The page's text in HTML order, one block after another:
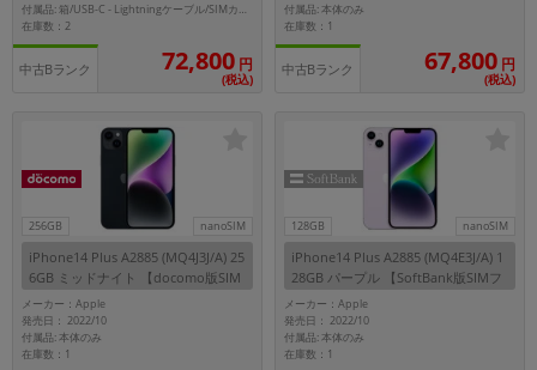
付属品: 箱/USB-C - Lightningケーブル/SIMカードツール/マニュアル
在庫数：2
中古Bランク 72,800 円
(税込)
付属品: 本体のみ
在庫数：1
中古Bランク 67,800 円
(税込)
256GB nanoSIM
iPhone14 Plus A2885 (MQ4J3J/A) 25
6GB ミッドナイト 【docomo版SIM
フリー】
メーカー：Apple
発売日： 2022/10
付属品: 本体のみ
在庫数：1
128GB nanoSIM
iPhone14 Plus A2885 (MQ4E3J/A) 1
28GB パープル 【SoftBank版SIMフ
リー】
メーカー：Apple
発売日： 2022/10
付属品: 本体のみ
在庫数：1